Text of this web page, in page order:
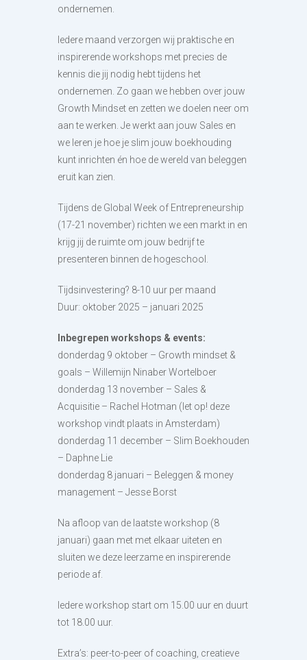
ondernemen.
Iedere maand verzorgen wij praktische en
inspirerende workshops met precies de
kennis die jij nodig hebt tijdens het
ondernemen. Zo gaan we hebben over jouw
Growth Mindset en zetten we doelen neer om
aan te werken. Je werkt aan jouw Sales en
we leren je hoe je slim jouw boekhouding
kunt inrichten én hoe de wereld van beleggen
eruit kan zien.
Tijdens de Global Week of Entrepreneurship
(17-21 november) richten we een markt in en
krijg jij de ruimte om jouw bedrijf te
presenteren binnen de hogeschool.
Tijdsinvestering? 8-10 uur per maand
Duur: oktober 2025 – januari 2025
Inbegrepen workshops & events:
donderdag 9 oktober – Growth mindset &
goals – Willemijn Ninaber Wortelboer
donderdag 13 november – Sales &
Acquisitie – Rachel Hotman (let op! deze
workshop vindt plaats in Amsterdam)
donderdag 11 december – Slim Boekhouden
– Daphne Lie
donderdag 8 januari – Beleggen & money
management – Jesse Borst
Na afloop van de laatste workshop (8
januari) gaan met met elkaar uiteten en
sluiten we deze leerzame en inspirerende
periode af.
Iedere workshop start om 15.00 uur en duurt
tot 18.00 uur.
Extra’s: peer-to-peer of coaching, creatieve